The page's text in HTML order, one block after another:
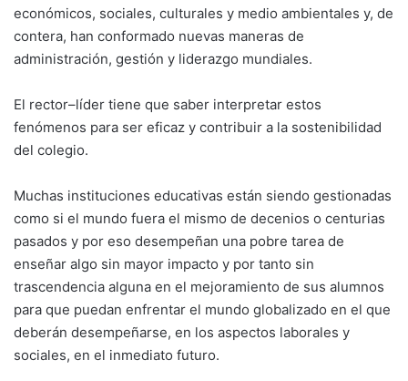
económicos, sociales, culturales y medio ambientales y, de
contera, han con­formado nuevas maneras de
administración, gestión y liderazgo mundiales.
El rector–líder tiene que saber interpretar estos
fenómenos para ser eficaz y contribuir a la sostenibilidad
del colegio.
Muchas instituciones educativas están siendo gestionadas
como si el mundo fuera el mismo de decenios o centurias
pasados y por eso desempeñan una pobre tarea de
enseñar algo sin mayor impacto y por tanto sin
trascendencia alguna en el mejoramiento de sus alumnos
para que puedan enfrentar el mundo globalizado en el que
deberán desempeñarse, en los aspectos laborales y
sociales, en el inme­diato futuro.